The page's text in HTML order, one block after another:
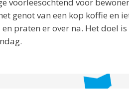
voorleesochtend voor
genot van een kop koffie en
praten er over na. Het doel